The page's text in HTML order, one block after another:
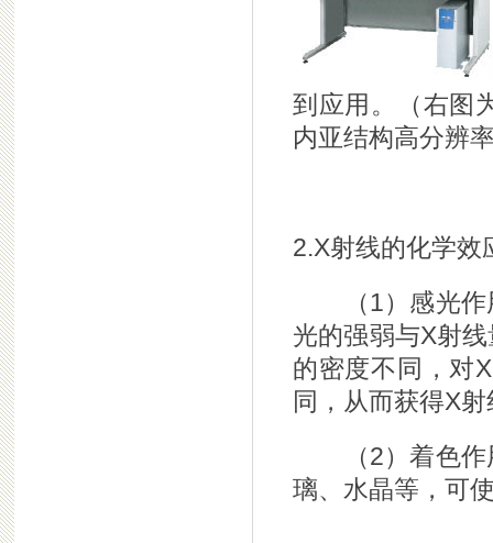
到应用。（右图
内亚结构高分辨
2.X射线的化学效
（1）感光作用
光的强弱与X射
的密度不同，对
同，从而获得X
（2）着色作用
璃、水晶等，可